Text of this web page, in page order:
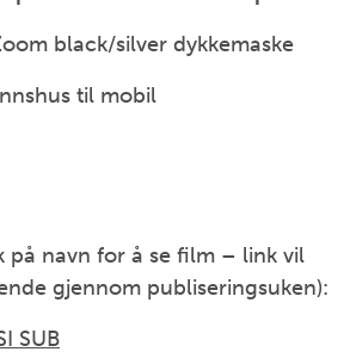
black/silver dykkemaske
til mobil
på navn for å se film – link vil
gjennom publiseringsuken):
SUB